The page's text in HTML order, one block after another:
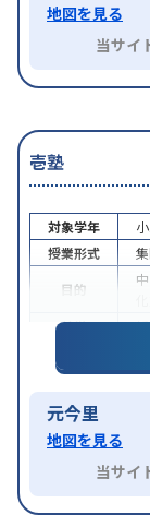
地図を見る
当サイ
壱塾
対象学年
授業形式
目的
特徴
元今里
地図を見る
当サイ